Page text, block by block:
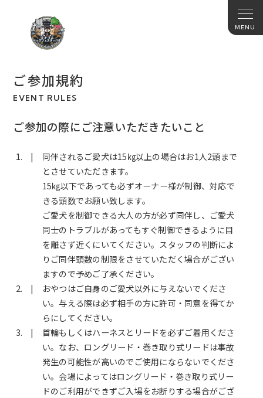
ご参加規約
EVENT RULES
ご参加の際にご注意いただきたいこと
同伴されるご愛犬は15㎏以上の場合はお1人2頭まで
とさせていただきます。
15㎏以下であっても必ずオーナー様が制御、対応で
きる頭数でお願い致します。
ご愛犬を制御できる大人の方が必ず同伴し、ご愛犬
同士のトラブルがあってもすぐ制御できるように目
を離さず近くにいてください。スタッフの判断によ
りご同伴頭数の制限をさせていただく場合がござい
ますので予めご了承ください。
おやつはご自身のご愛犬以外に与えないでくださ
い。与える際は必ず相手の方に許可・同意を得てか
らにしてください。
首輪もしくはハーネスとリードを必ずご着用くださ
い。なお、ロングリード・巻き取り式リードは事故
発生の可能性が高いのでご使用にならないでくださ
い。会場によってはロングリード・巻き取り式リー
ドのご利用ができずご入場をお断りする場合がござ